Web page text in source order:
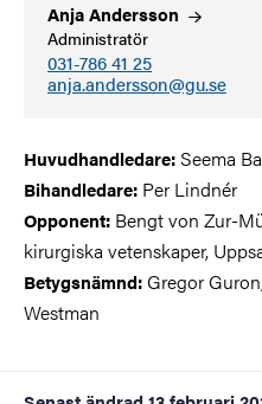
AnjaAndersson
Administratör
031-786 41 25
anja.andersson@gu.se
Huvudhandledare: Seema
Bihandledare: Per Lindnér
Opponent: Bengt von Zur-
kirurgiska vetenskaper,
Betygsnämnd:Gregor
Westman